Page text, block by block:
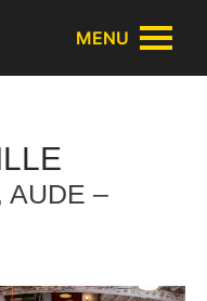
MENU
AUDE –